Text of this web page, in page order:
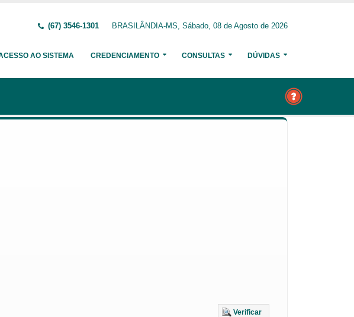
(67) 3546-1301 BRASILÂNDIA-MS, Sábado, 08 de Agosto de 2026
AO SISTEMA CREDENCIAMENTO CONSULTAS DÚVIDAS
Verificar